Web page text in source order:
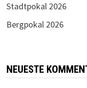
Stadtpokal 2026
Bergpokal 2026
NEUESTE